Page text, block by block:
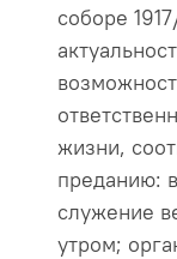
соборе
жизни,
преданию:
служение
утром;